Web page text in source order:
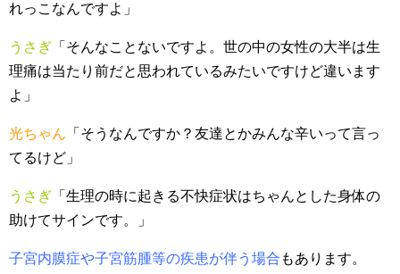
れっこなんですよ」
うさぎ 「そんなことないですよ。世の中の女性の大半は生
理痛は当たり前だと思われているみたいですけど違います
よ」
光ちゃん 「そうなんですか？友達とかみんな辛いって言っ
てるけど」
うさぎ 「生理の時に起きる不快症状はちゃんとした身体の
助けてサインです。」
子宮内膜症や子宮筋腫等の疾患が伴う場合 もあります。